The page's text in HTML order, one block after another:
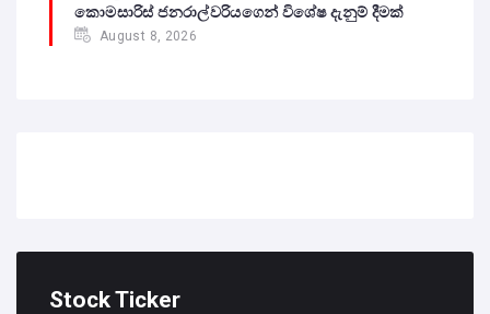
කොමසාරිස් ජනරාල්වරියගෙන් විශේෂ දැනුම් දීමක්
August 8, 2026
Stock Ticker